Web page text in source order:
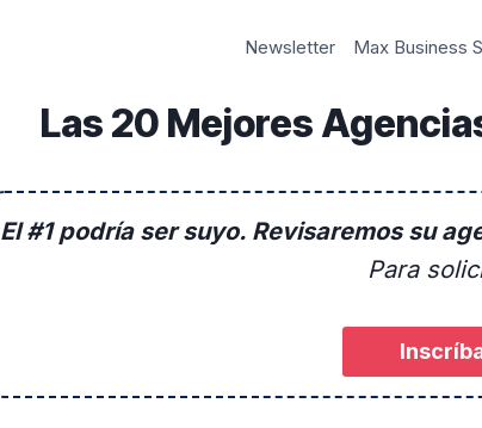
Newsletter Max Business
Las 20 Mejores
El #1 podría ser suyo. Revisaremos su
Para